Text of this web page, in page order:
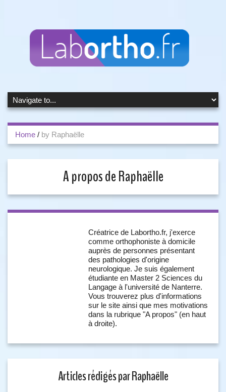
Home / by Raphaëlle
A propos de Raphaëlle
Créatrice de Labortho.fr, j'exerce
comme orthophoniste à domicile
auprès de personnes présentant
des pathologies d'origine
neurologique. Je suis également
étudiante en Master 2 Sciences du
Langage à l'université de Nanterre.
Vous trouverez plus d'informations
sur le site ainsi que mes motivations
dans la rubrique "A propos" (en haut
à droite).
Articles rédigés par Raphaëlle